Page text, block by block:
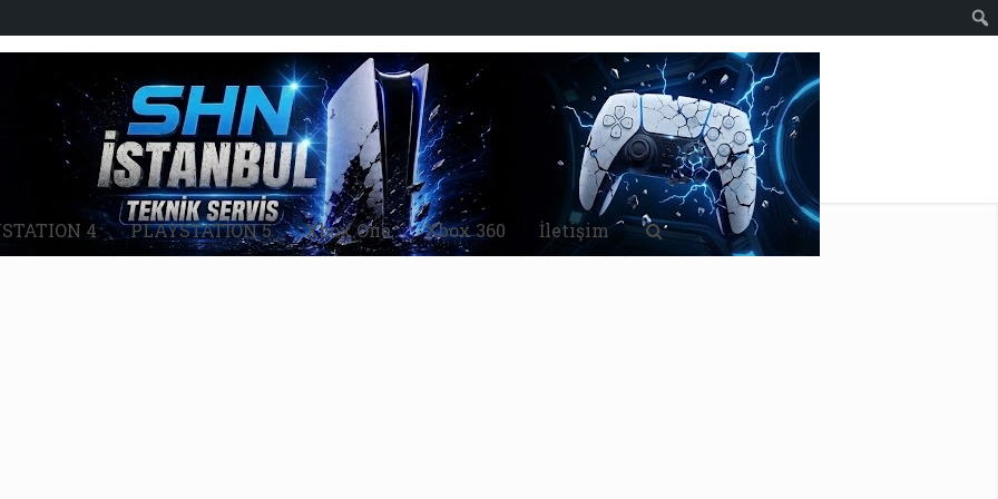
4 PLAYSTATİON 5 Xbox One Xbox 360 İletişim